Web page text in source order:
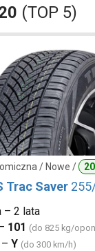
(TOP 5)
/ Nowe /
Trac Saver
– 2 lata
101 (do 825 kg/
Y (do 300 km/h)